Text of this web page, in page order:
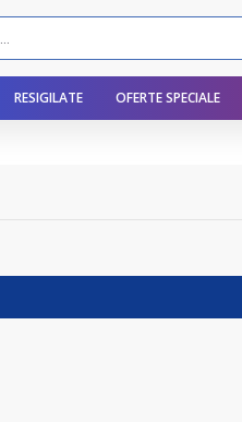
RESIGILATE OFERTE SPECIALE